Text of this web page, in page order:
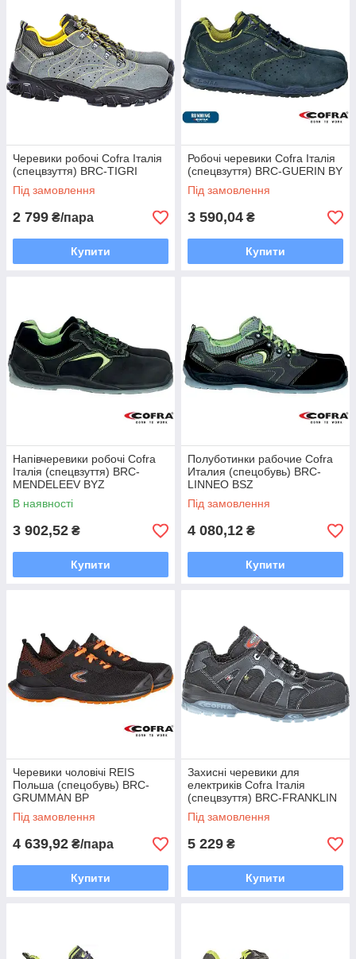
Черевики робочі Cofra Італія
(спецвзуття) BRC-TIGRI
Під замовлення
2 799 ₴/пара
Купити
Робочі черевики Cofra Італія
(спецвзуття) BRC-GUERIN BY
Під замовлення
3 590,04 ₴
Купити
Напівчеревики робочі Cofra
Італія (спецвзуття) BRC-
MENDELEEV BYZ
В наявності
3 902,52 ₴
Купити
Полуботинки рабочие Cofra
Италия (спецобувь) BRC-
LINNEO BSZ
Під замовлення
4 080,12 ₴
Купити
Черевики чоловічі REIS
Польша (спецобувь) BRC-
GRUMMAN BP
Під замовлення
4 639,92 ₴/пара
Купити
Захисні черевики для
електриків Cofra Італія
(спецвзуття) BRC-FRANKLIN
Під замовлення
5 229 ₴
Купити